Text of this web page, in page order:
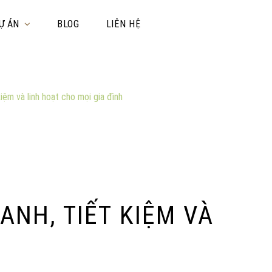
ÁN BLOG LIÊN HỆ
và linh hoạt cho mọi gia đình
TIẾT KIỆM VÀ